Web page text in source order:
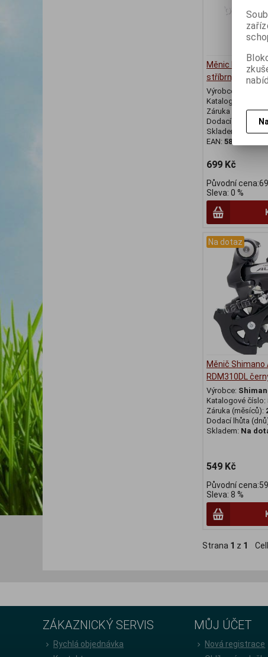
Měnic
stříbrný
Výrobce:
Katalogové číslo:
Záruka (měsíců):
Dodací lhůta
Skladem:
Na
EAN: 58116
699 Kč
Původní
Sleva: 0 %
Na dotaz
Měnič Shimano
RDM310DL
Výrobce:
Katalogové číslo:
Záruka (měsíců):
Dodací lhůta
Skladem: Na
549 Kč
Původní
Sleva: 8 %
Strana 1 z 1
ZÁKAZNICKÝ SERVIS
Rychlá objednávka
MŮJ ÚČET
Nová registrace